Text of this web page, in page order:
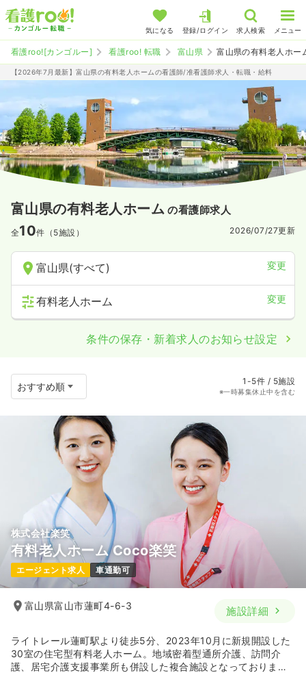
気になる 登録/ログイン 求人検索 メニュー
看護roo![カンゴルー] 看護roo! 転職 富山県 富山県の有料老人ホー
【2026年7月最新】富山県の有料老人ホームの看護師/准看護師求人・転職・給料
富山県の有料老人ホーム の看護師求人
全10件（5施設） 2026/07/27更新
富山県(すべて) 変更
有料老人ホーム 変更
条件の保存・新着求人のお知らせ設定
1-5件 / 5施設
※一時募集休止中を含む
株式会社楽笑
有料老人ホーム Coco楽笑
エージェント求人 車通勤可
富山県富山市蓮町4-6-3 施設詳細
ライトレール蓮町駅より徒歩5分、2023年10月に新規開設した
30室の住宅型有料老人ホーム。地域密着型通所介護、訪問介
護、居宅介護支援事業所も併設した複合施設となっておりま